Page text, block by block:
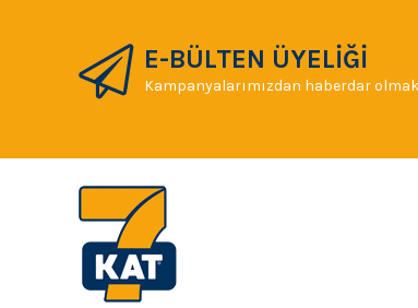
E-BÜLTEN ÜYELİĞİ
Kampanyalarımızdan haberdar